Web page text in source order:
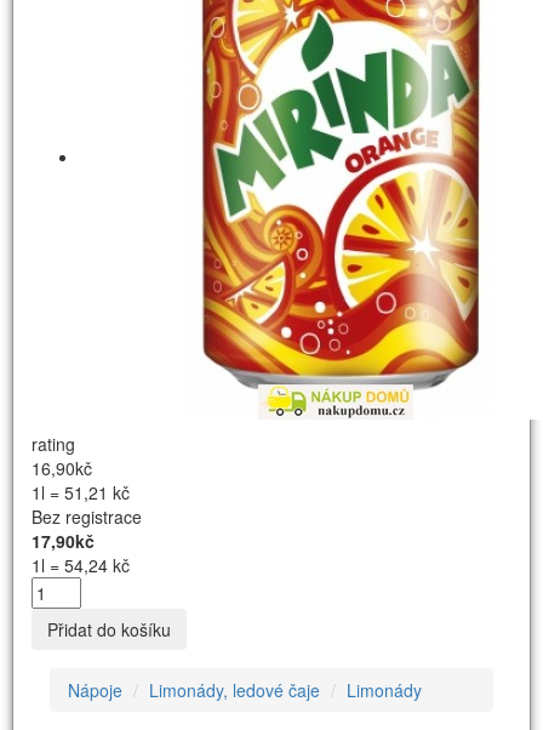
rating
16,90kč
1l = 51,21 kč
Bez registrace
17,90kč
1l = 54,24 kč
Přidat do košíku
Nápoje Limonády, ledové čaje Limonády